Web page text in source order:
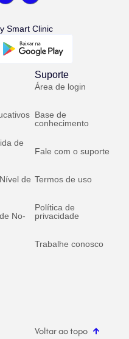
Smart Clinic
de
de
No-
Suporte
Área de login
Base de
conhecimento
Fale com o suporte
Termos de uso
Política de
privacidade
Trabalhe conosco
Voltar ao topo